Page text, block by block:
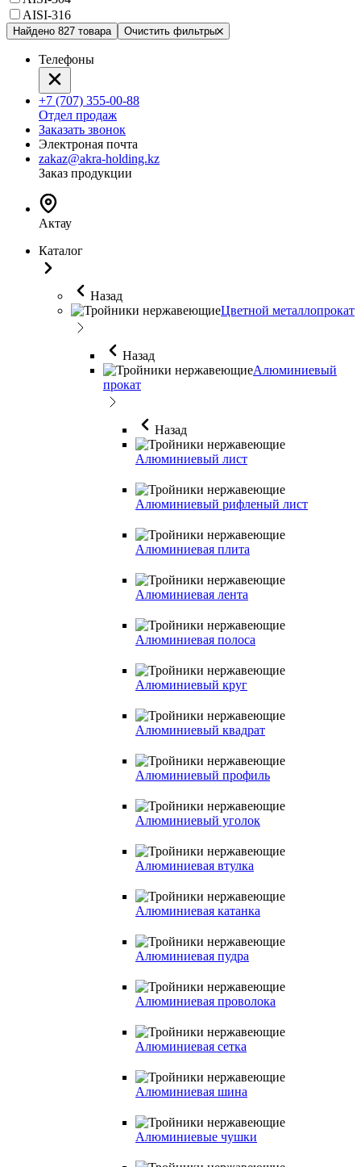
AISI-316
Найдено 827 товара Очистить фильтры
Телефоны
+7 (707) 355-00-88
Отдел продаж
Заказать звонок
Электроная почта
zakaz@akra-holding.kz
Заказ продукции
Актау
Каталог
Назад
Цветной металлопрокат
Назад
Алюминиевый
прокат
Назад
Алюминиевый лист
Алюминиевый рифленый лист
Алюминиевая плита
Алюминиевая лента
Алюминиевая полоса
Алюминиевый круг
Алюминиевый квадрат
Алюминиевый профиль
Алюминиевый уголок
Алюминиевая втулка
Алюминиевая катанка
Алюминиевая пудра
Алюминиевая проволока
Алюминиевая сетка
Алюминиевая шина
Алюминиевые чушки